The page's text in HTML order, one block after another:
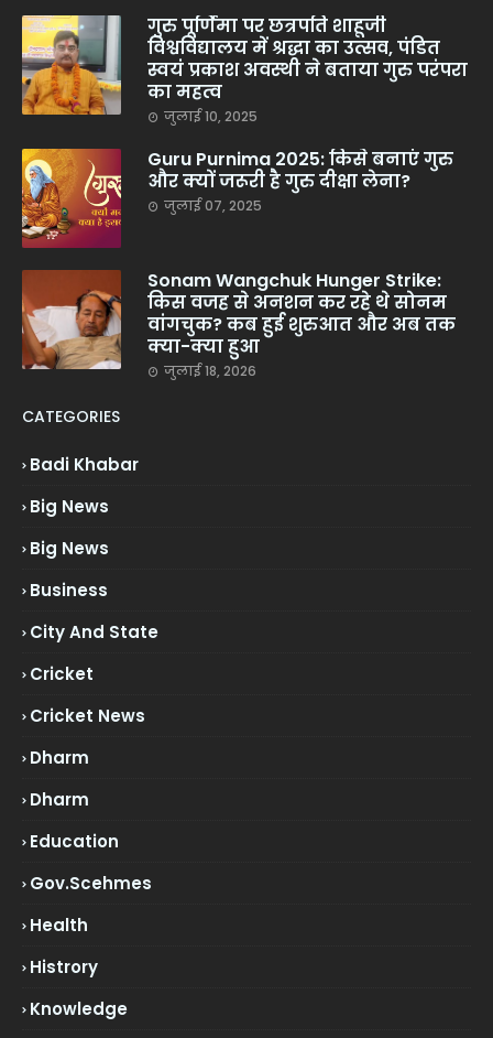
गुरु पूर्णिमा पर छत्रपति शाहूजी
विश्वविद्यालय में श्रद्धा का उत्सव, पंडित
स्वयं प्रकाश अवस्थी ने बताया गुरु परंपरा
का महत्व
जुलाई 10, 2025
Guru Purnima 2025: किसे बनाएं गुरु
और क्यों जरूरी है गुरु दीक्षा लेना?
जुलाई 07, 2025
Sonam Wangchuk Hunger Strike:
किस वजह से अनशन कर रहे थे सोनम
वांगचुक? कब हुई शुरुआत और अब तक
क्या-क्या हुआ
जुलाई 18, 2026
CATEGORIES
Badi Khabar
Big News
Big News
Business
City And State
Cricket
Cricket News
Dharm
Dharm
Education
Gov.scehmes
Health
Histrory
Knowledge